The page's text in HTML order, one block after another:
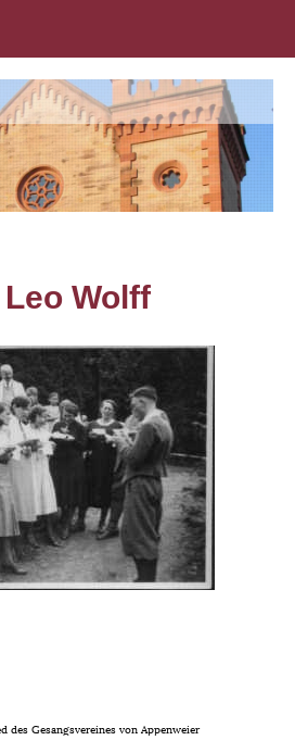
Leo Wolff
Gesangsvereines von Appenweier